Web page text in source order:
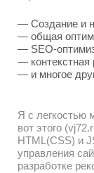
— Создание и
— общая
— SEO-
— контекстная
— и многое
Я с легкостью
вот этого
HTML(CSS) и
управления
разработке